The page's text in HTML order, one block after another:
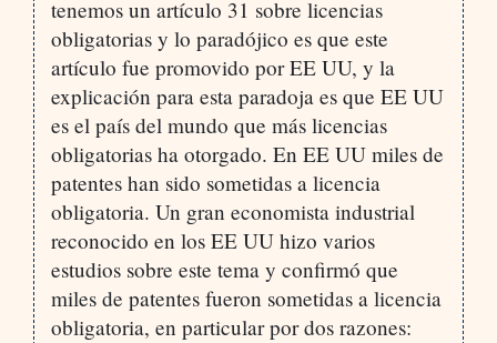
tenemos un artículo 31 sobre licencias
obligatorias y lo paradójico es que este
artículo fue promovido por EE UU, y la
explicación para esta paradoja es que EE UU
es el país del mundo que más licencias
obligatorias ha otorgado. En EE UU miles de
patentes han sido sometidas a licencia
obligatoria. Un gran economista industrial
reconocido en los EE UU hizo varios
estudios sobre este tema y confirmó que
miles de patentes fueron sometidas a licencia
obligatoria, en particular por dos razones: